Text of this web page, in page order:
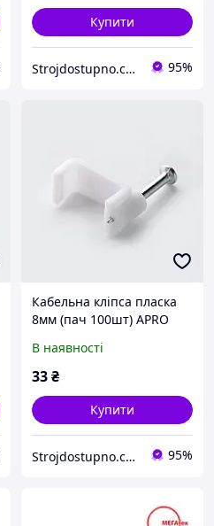
Купити
Strojdostupno.com.ua 95%
Кабельна кліпса пласка
8мм (пач 100шт) APRO
В наявності
33₴
Купити
Strojdostupno.com.ua 95%